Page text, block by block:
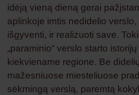
idėją vieną dieną gerai
aplinkoje imtis nedidelio
išgyventi, ir realizuoti save.
„paraminio“ verslo starto
kiekviename regione. Be
mažesniuose miesteliuose
sėkmingą verslą, paremtą